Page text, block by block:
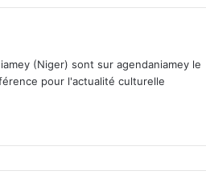
(Niger) sont sur agendaniamey le
pour l'actualité culturelle